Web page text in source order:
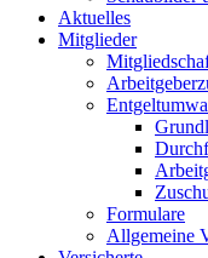
Aktuelles
Mitglieder
Formulare
Allgemeine